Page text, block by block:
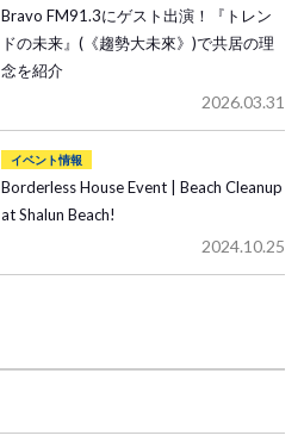
Bravo FM91.3にゲスト出演！『トレン
ドの未来』(《趨勢大未來》)で共居の理
念を紹介
2026.03.31
イベント情報
Borderless House Event | Beach Cleanup
at Shalun Beach!
2024.10.25